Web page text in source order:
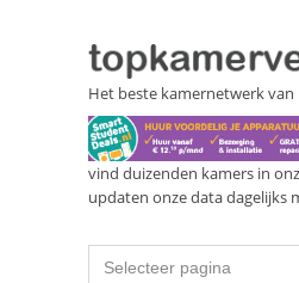
Het beste kamernetwerk van
vind duizenden kamers in
updaten onze data dagelijks